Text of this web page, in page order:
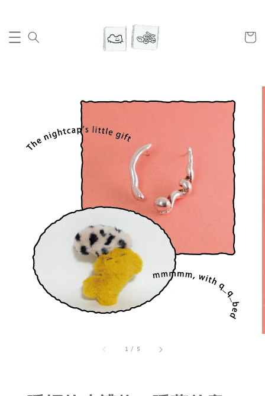
1 / 5